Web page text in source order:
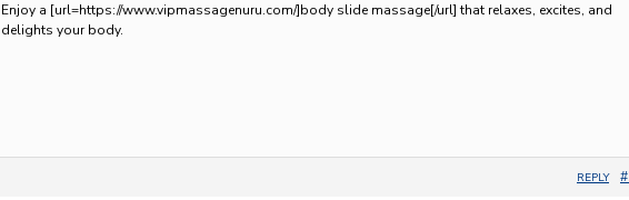
Enjoy a [url=https://www.vipmassagenuru.com/]body slide massage[/url] that relaxes, excites, and
delights your body.
REPLY